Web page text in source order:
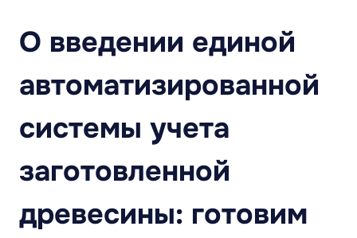
О введении единой
автоматизированной
системы учета
заготовленной
древесины: готовим